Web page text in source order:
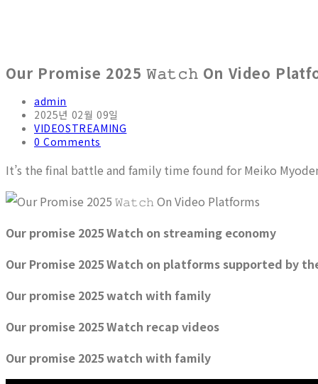
Our Promise 2025 𝚆𝚊𝚝𝚌𝚑 On Video
admin
2025년 02월 09일
VIDEOSTREAMING
0 Comments
It’s the final battle and family time found for Meiko
Our promise 2025 Watch on streaming economy
Our Promise 2025 Watch on platforms supported by
Our promise 2025 watch with family
Our promise 2025 Watch recap videos
Our promise 2025 watch with family